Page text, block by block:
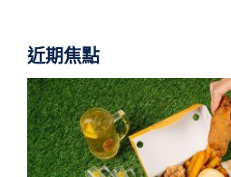
近期焦點